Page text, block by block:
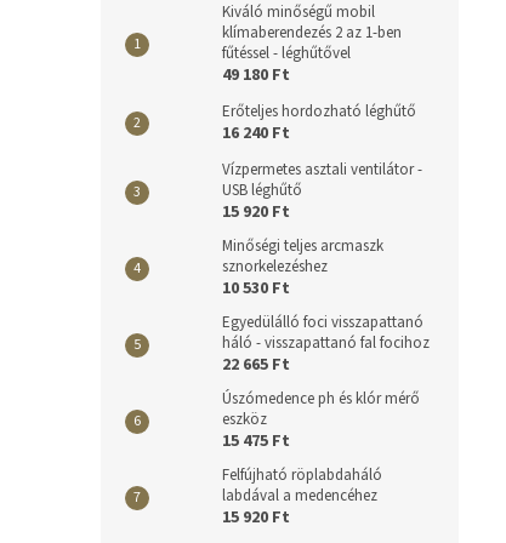
Kiváló minőségű mobil
klímaberendezés 2 az 1-ben
fűtéssel - léghűtővel
49 180 Ft
Erőteljes hordozható léghűtő
16 240 Ft
Vízpermetes asztali ventilátor -
USB léghűtő
15 920 Ft
Minőségi teljes arcmaszk
sznorkelezéshez
10 530 Ft
Egyedülálló foci visszapattanó
háló - visszapattanó fal focihoz
22 665 Ft
Úszómedence ph és klór mérő
eszköz
15 475 Ft
Felfújható röplabdaháló
labdával a medencéhez
15 920 Ft